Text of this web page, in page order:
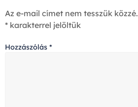
Az e-mail címet nem tesszük közzé.
* karakterrel jelöltük
Hozzászólás *